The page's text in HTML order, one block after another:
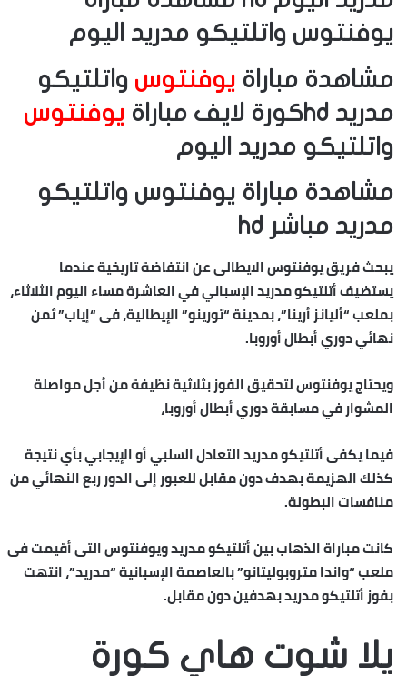
يوفنتوس واتلتيكو مدريد اليوم
مشاهدة مباراة يوفنتوس واتلتيكو
مدريد hdكورة لايف مباراة
يوفنتوس
واتلتيكو مدريد اليوم
مشاهدة مباراة يوفنتوس واتلتيكو
مدريد مباشر hd
يبحث فريق يوفنتوس الايطالى عن انتفاضة تاريخية عندما
يستضيف أتلتيكو مدريد الإسباني في العاشرة مساء اليوم الثلاثاء،
بملعب “أليانز أرينا”، بمدينة “تورينو” الإيطالية، فى “إياب” ثمن
نهائي دوري أبطال أوروبا.
ويحتاج يوفنتوس لتحقيق الفوز بثلاثية نظيفة من أجل مواصلة
المشوار في مسابقة دوري أبطال أوروبا،
فيما يكفى أتلتيكو مدريد التعادل السلبي أو الإيجابي بأي نتيجة
كذلك الهزيمة بهدف دون مقابل للعبور إلى الدور ربع النهائي من
منافسات البطولة.
كانت مباراة الذهاب بين أتلتيكو مدريد ويوفنتوس التى أقيمت فى
ملعب “واندا متروبوليتانو” بالعاصمة الإسبانية “مدريد”، انتهت
بفوز أتلتيكو مدريد بهدفين دون مقابل.
يلا شوت هاي كورة